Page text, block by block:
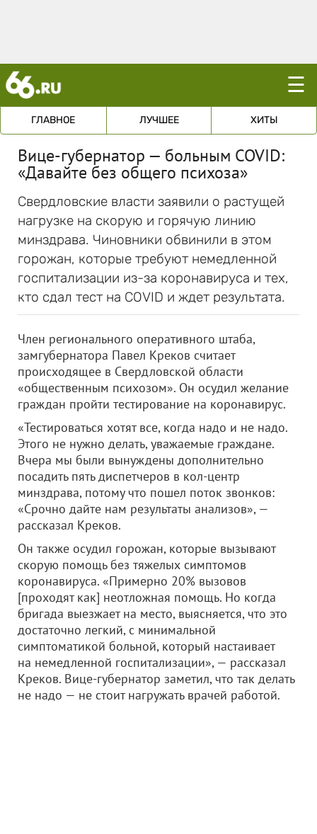
☰
ГЛАВНОЕ ЛУЧШЕЕ ХИТЫ
Вице-губернатор — больным COVID:
«Давайте без общего психоза»
Свердловские власти заявили о растущей
нагрузке на скорую и горячую линию
минздрава. Чиновники обвинили в этом
горожан, которые требуют немедленной
госпитализации из-за коронавируса и тех,
кто сдал тест на COVID и ждет результата.
Член регионального оперативного штаба,
замгубернатора Павел Креков считает
происходящее в Свердловской области
«общественным психозом». Он осудил желание
граждан пройти тестирование на коронавирус.
«Тестироваться хотят все, когда надо и не надо.
Этого не нужно делать, уважаемые граждане.
Вчера мы были вынуждены дополнительно
посадить пять диспетчеров в кол-центр
минздрава, потому что пошел поток звонков:
«Срочно дайте нам результаты анализов», —
рассказал Креков.
Он также осудил горожан, которые вызывают
скорую помощь без тяжелых симптомов
коронавируса. «Примерно 20% вызовов
[проходят как] неотложная помощь. Но когда
бригада выезжает на место, выясняется, что это
достаточно легкий, с минимальной
симптоматикой больной, который настаивает
на немедленной госпитализации», — рассказал
Креков. Вице-губернатор заметил, что так делать
не надо — не стоит нагружать врачей работой.